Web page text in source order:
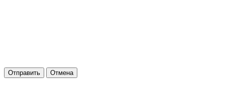
Отправить Отмена